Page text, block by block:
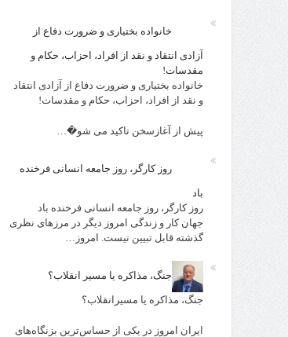
خانواده بختیاری و ضرورت دفاع از
آزادی انتقاد و نقد از افراد، احزاب، حکام و
مقدسات!
خانواده بختیاری و ضرورت دفاع از آزادی انتقاد
و نقد از افراد، احزاب، حکام و مقدسات!
پیش از آغازسخن تاکید می شو�…
روز کارگر، روز جامعه انسانی فرخنده
باد
روز کارگر، روز جامعه انسانی فرخنده باد
جهان کار و زندگی امروز دیگر در مرزهای نظری
گذشته قابل تبیین نیست. امروز…
جنگ، مذاکره یا مسیر انقلاب؟
جنگ، مذاکره یا مسیرانقلاب؟
ایران امروز در یکی از حساس‌ترین بزنگاه‌های